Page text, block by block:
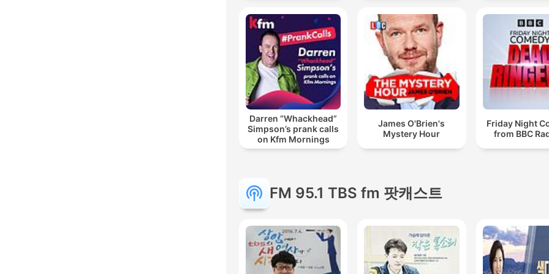
Darren “Whackhead”
Simpson’s prank calls
on Kfm Mornings
James O'Brien's
Mystery Hour
Friday Night
from BBC
FM 95.1 TBS fm 팟캐스트